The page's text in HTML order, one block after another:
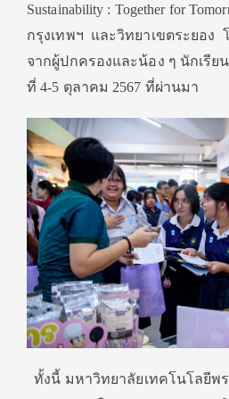
Sustainability : Together for
กรุงเทพฯ และวิทยาเขตระยอง
จากผู้ปกครองและน้อง ๆ นักเรีย
ที่ 4-5 ตุลาคม 2567 ที่ผ่านมา
ทั้งนี้ มหาวิทยาลัยเทคโนโลยีพ